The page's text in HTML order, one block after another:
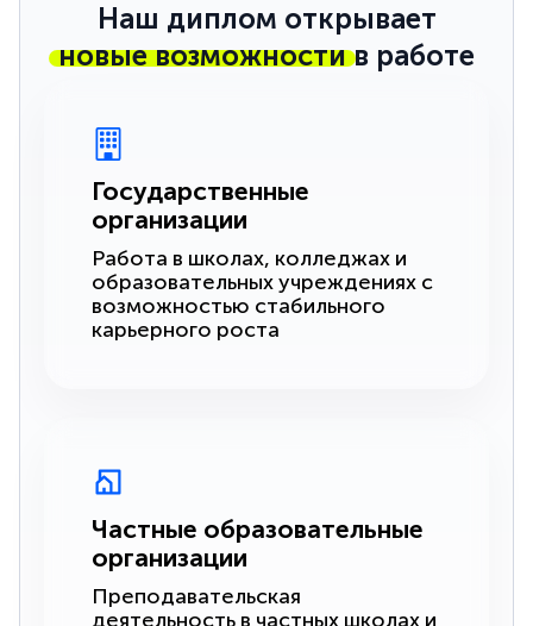
Наш диплом открывает
новые возможностив работе
Государственные
организации
Работа в школах, колледжах и
образовательных учреждениях с
возможностью стабильного
карьерного роста
Частные образовательные
организации
Преподавательская
деятельность в частных школах и